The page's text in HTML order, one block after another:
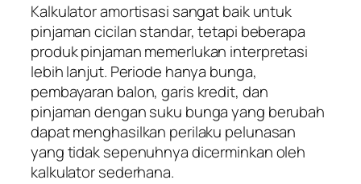
Kalkulator amortisasi sangat baik untuk
pinjaman cicilan standar, tetapi beberapa
produk pinjaman memerlukan interpretasi
lebih lanjut. Periode hanya bunga,
pembayaran balon, garis kredit, dan
pinjaman dengan suku bunga yang berubah
dapat menghasilkan perilaku pelunasan
yang tidak sepenuhnya dicerminkan oleh
kalkulator sederhana.